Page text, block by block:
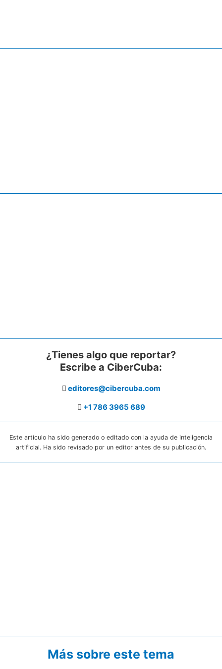
¿Tienes algo que reportar?
Escribe a CiberCuba:
editores@cibercuba.com
+1 786 3965 689
Este artículo ha sido generado o editado con la ayuda de inteligencia
artificial. Ha sido revisado por un editor antes de su publicación.
Más sobre este tema